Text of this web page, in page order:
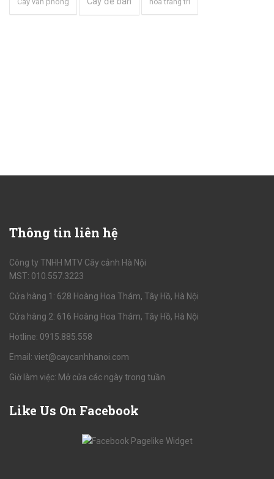
hoa trang trí
Thông tin liên hệ
Công ty TNHH MTV Cây cảnh Hà Nội
MST: 010.557.3223
Cửa hàng 1: 628 Hoàng Hoa Thám, Tây Hồ, Hà Nội
Cửa hàng 2: 616 Hoàng Hoa Thám, Tây Hồ, Hà Nội
Hotline: 0915.885.558
Email: viet@caycanhhanoi.com
Giờ làm việc: Mở cửa các ngày trong tuần
Like Us On Facebook